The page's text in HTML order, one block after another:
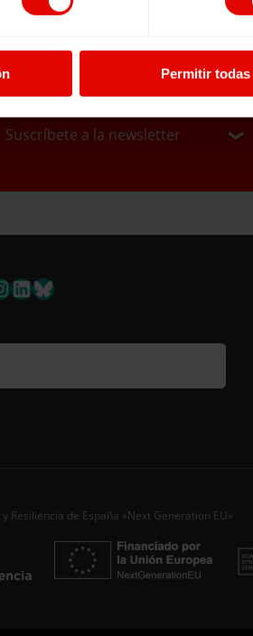
Permitir todas
Suscríbete a la newsletter
Si quieres recibir
correos puntuales
formulario. Al
nuestra base de
Apellidos
Correo electrónico *
LinkedIn
Bluesky
Resiliencia de España «Next Generation EU»